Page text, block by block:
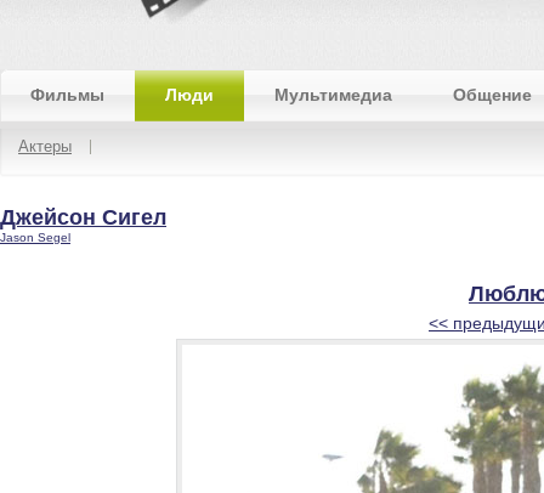
Фильмы Люди Мультимедиа Общение
Актеры
Джейсон Сигел
Jason Segel
Люблю
<<